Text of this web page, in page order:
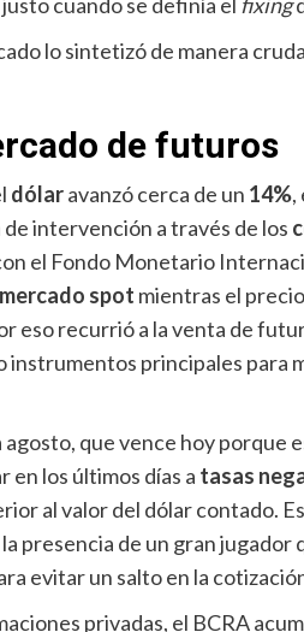
lo sintetizó de manera
de futuros
dólaravanzó cerca de un 14%,
intervención a través de los
el Fondo Monetario
spot mientras el
eso recurrió a la venta de
instrumentos principales para
que vence hoy porque
en los últimos días a tasas
al valor del dólar contado.
presencia de un gran
evitar un salto en la
privadas, el BCRA